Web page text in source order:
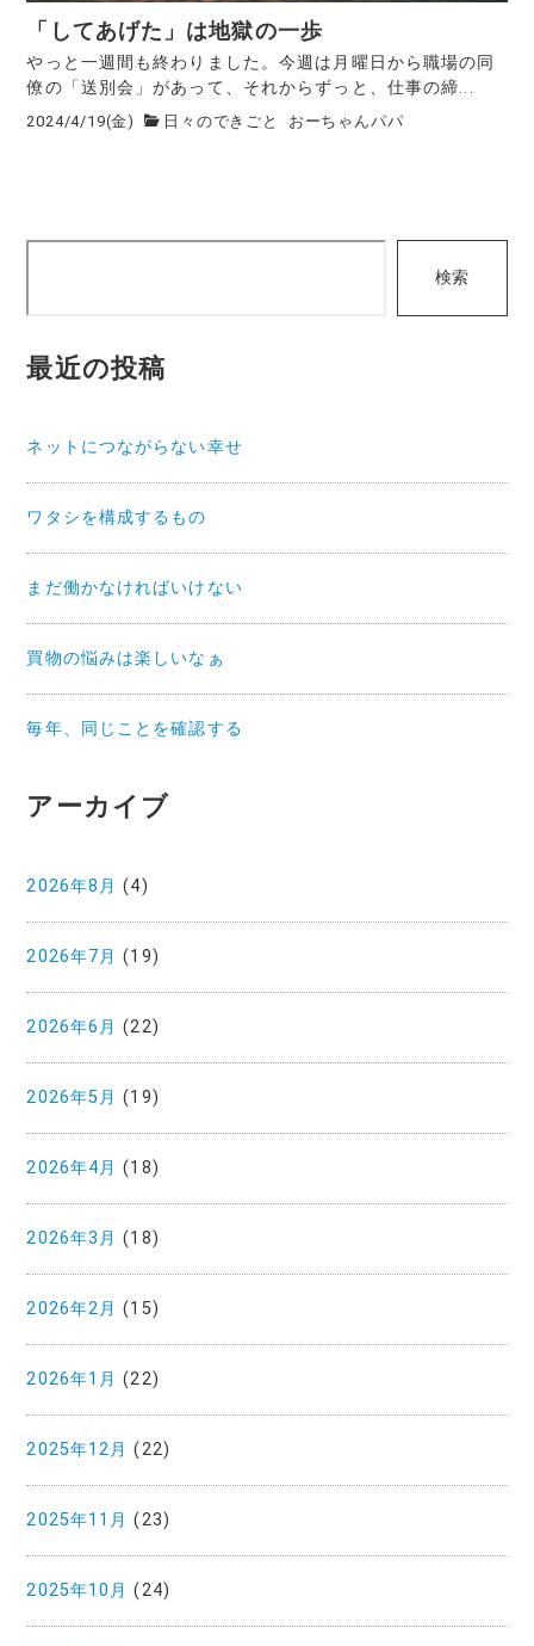
「してあげた」は地獄の一歩
やっと一週間も終わりました。今週は月曜日から職場の同
僚の「送別会」があって、それからずっと、仕事の締...
2024/4/19(金) 日々のできごと おーちゃんパパ
検索
最近の投稿
ネットにつながらない幸せ
ワタシを構成するもの
まだ働かなければいけない
買物の悩みは楽しいなぁ
毎年、同じことを確認する
アーカイブ
2026年8月 (4)
2026年7月 (19)
2026年6月 (22)
2026年5月 (19)
2026年4月 (18)
2026年3月 (18)
2026年2月 (15)
2026年1月 (22)
2025年12月 (22)
2025年11月 (23)
2025年10月 (24)